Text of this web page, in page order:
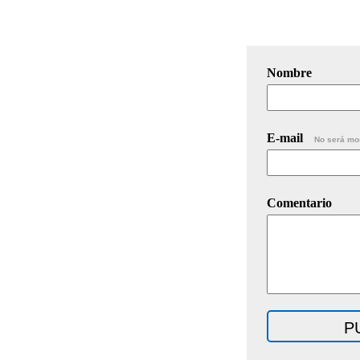
Nombre
E-mail No será
Comentario